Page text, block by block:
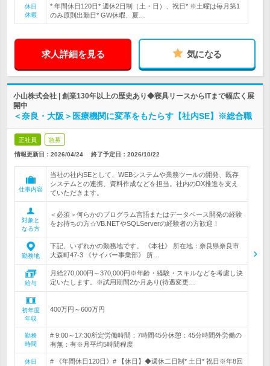
休日
休暇
* 年間休日120日* 週休2日制（土・日）、祝日* ※土曜は毎月第1
のみ原則出勤日* GW休暇、夏…
求人詳細を見る 気になる
小山株式会社 | 創業130年以上の歴史あり◆寝具リースからITまで幅広く展
開中
＜奈良・大阪＞医療機関に変革をもたらす【社内SE】※総合職
正社員 急募
情報更新日：2026/04/24 終了予定日： 2026/10/22
仕事内容
当社の社内SEとして、WEBシステムや業務ツールの開発、既存
システムとの連携、資料作成などを担当。社内のDX推進を支え
ていただきます。
対象と
なる方
＜必須＞何らかのプログラム言語またはデータベース開発の経験
をお持ちの方☆VB.NETやSQLServerの経験者の方歓迎！
勤務地
下記、いずれかの勤務地です。 《本社》 所在地：奈良県奈良市
大森町47-3 《サイバー事業部》 所…
給与
月給270,000円～370,000円※年齢・経験・スキルなどを考慮し決
定いたします。※試用期間2か月あり(待遇変更…
初年度
年収
400万円～600万円
勤務
時間
# 9:00～17:30所定労働時間：7時間45分休憩：45分時間外労働の
有無：有※月平均5時間程度
休日
# 《年間休日120日》# 【休日】◆週休二日制* 土日* 祝日※年8回